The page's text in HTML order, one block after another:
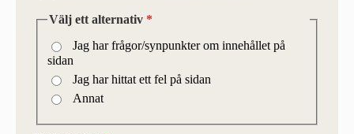
Välj ett alternativ *
Jag har frågor/synpunkter om innehållet på
sidan
Jag har hittat ett fel på sidan
Annat